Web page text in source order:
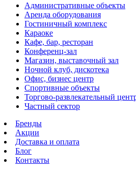
Административные объекты
Аренда оборудования
Гостиничный комплекс
Караоке
Кафе, бар, ресторан
Конференц-зал
Магазин, выставочный зал
Ночной клуб, дискотека
Офис, бизнес центр
Спортивные объекты
Торгово-развлекательный
Частный сектор
Бренды
Акции
Доставка и оплата
Блог
Контакты